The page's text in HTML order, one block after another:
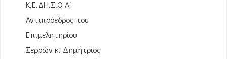
Κ.Ε.ΔΗ.Σ.Ο Α΄
Αντιπρόεδρος του
Επιμελητηρίου
Σερρών κ. Δημήτριος